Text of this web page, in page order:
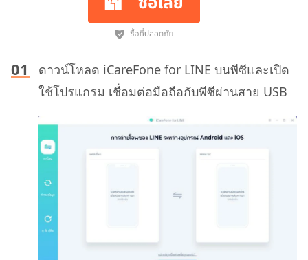
ดาวน์โหลด iCareFone for LINE บนพีซีและเปิด
ใช้โปรแกรม เชื่อมต่อมือถือกับพีซีผ่านสาย USB